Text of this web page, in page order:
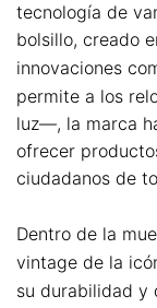
tecnología de
bolsillo, creado
innovaciones
permite a los
luz—, la marca
ofrecer
ciudadanos de
Dentro de la
vintage de la
su durabilidad y